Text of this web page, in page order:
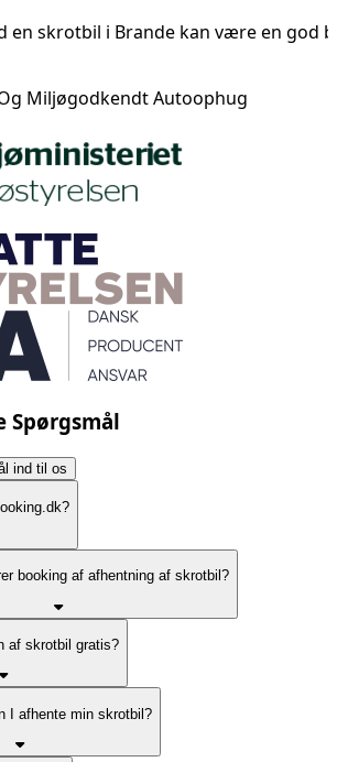
en skrotbil i Brande kan være en
Miljøgodkendt Autoophug
Spørgsmål
ind til os
booking af afhentning af skrotbil?
af skrotbil gratis?
I afhente min skrotbil?